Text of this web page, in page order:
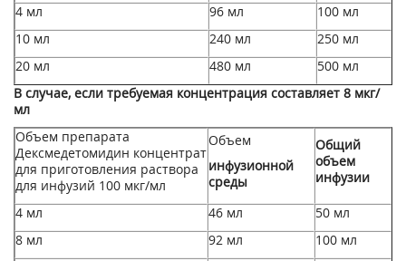
4 мл
96 мл
100 мл
10 мл
240 мл
250 мл
20 мл
480 мл
500 мл
В случае, если требуемая концентрация составляет 8 мкг/
мл
Объем препарата
Дексмедетомидин концентрат
для приготовления раствора
для инфузий 100 мкг/мл
Объем
инфузионной
среды
Общий
объем
инфузии
4 мл 46 мл
50 мл
8 мл
92 мл
100 мл